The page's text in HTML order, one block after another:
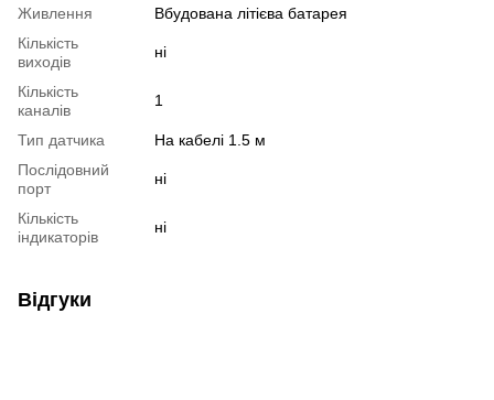
Живлення
Вбудована літієва батарея
Кількість
виходів
ні
Кількість
каналів
1
Тип датчика
На кабелі 1.5 м
Послідовний
порт
ні
Кількість
індикаторів
ні
Відгуки